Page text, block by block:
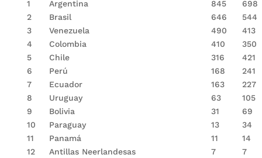
1
Argentina 845
698
2
Brasil 646
544
3
Venezuela 490
413
4
Colombia 410
350
5
Chile 316
421
6
Perú 168
241
7
Ecuador 163
227
8
Uruguay 63
105
9
Bolivia 31
69
10
Paraguay 13
34
11
Panamá 11
14
12
Antillas Neerlandesas 7
7